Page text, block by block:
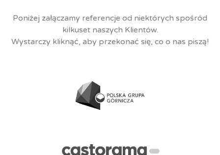
Poniżej załączamy referencje od niektórych spośród
kilkuset naszych Klientów.
Wystarczy kliknąć, aby przekonać się, co o nas piszą!